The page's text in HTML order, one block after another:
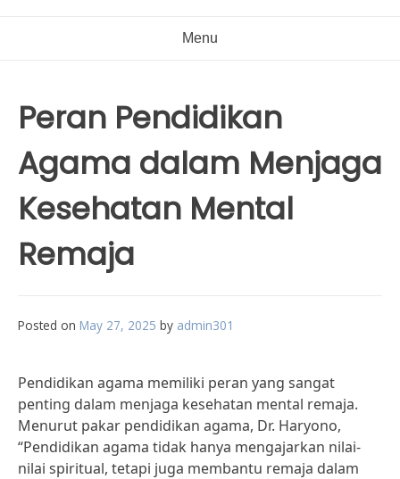
Menu
Peran Pendidikan
Agama dalam Menjaga
Kesehatan Mental
Remaja
Posted on May 27, 2025 by admin301
Pendidikan agama memiliki peran yang sangat
penting dalam menjaga kesehatan mental remaja.
Menurut pakar pendidikan agama, Dr. Haryono,
“Pendidikan agama tidak hanya mengajarkan nilai-
nilai spiritual, tetapi juga membantu remaja dalam